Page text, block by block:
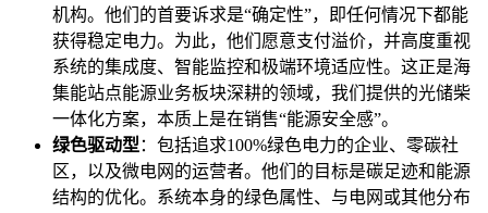
机构。他们的首要诉求是“确定性”，即任何情况下都能
获得稳定电力。为此，他们愿意支付溢价，并高度重视
系统的集成度、智能监控和极端环境适应性。这正是海
集能站点能源业务板块深耕的领域，我们提供的光储柴
一体化方案，本质上是在销售“能源安全感”。
绿色驱动型 ：包括追求100%绿色电力的企业、零碳社
区，以及微电网的运营者。他们的目标是碳足迹和能源
结构的优化。系统本身的绿色属性、与电网或其他分布